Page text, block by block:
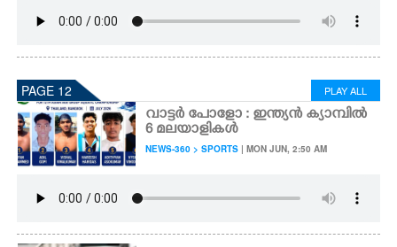
PAGE 12 PLAY ALL
വാട്ടർ പോളോ : ഇന്ത്യൻ ക്യാമ്പിൽ
6 മലയാളികൾ
NEWS-360 > SPORTS | MON JUN, 2:50 AM